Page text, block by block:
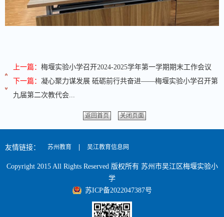
上一篇： 梅堰实验小学召开2024-2025学年第一学期期末工作会议
下一篇： 凝心聚力谋发展 砥砺前行共奋进——梅堰实验小学召开第
九届第二次教代会...
返回首页 关闭页面
友情链接： 苏州教育 吴江教育信息网
Copyright 2015 All Rights Reserved 版权所有 苏州市吴江区梅堰实验小
学
苏ICP备2022047387号